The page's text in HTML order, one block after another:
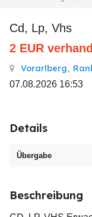
Cd, Lp, Vhs
2 EUR
Vorarlberg,
07.08.2026 16:53
Details
Übergabe
Beschreibung